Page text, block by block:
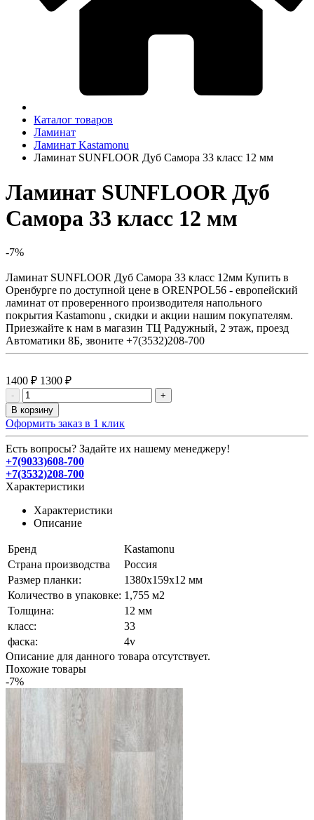
Каталог товаров
Ламинат
Ламинат Kastamonu
Ламинат SUNFLOOR Дуб Cамора 33 класс 12 мм
Ламинат SUNFLOOR Дуб
Cамора 33 класс 12 мм
-7%
Ламинат SUNFLOOR Дуб Самора 33 класс 12мм Купить в
Оренбурге по доступной цене в ORENPOL56 - европейский
ламинат от проверенного производителя напольного
покрытия Kastamonu , скидки и акции нашим покупателям.
Приезжайте к нам в магазин ТЦ Радужный, 2 этаж, проезд
Автоматики 8Б, звоните +7(3532)208-700
1400 ₽ 1300 ₽
-
+
В корзину
Оформить заказ в 1 клик
Есть вопросы? Задайте их нашему менеджеру!
+7(9033)608-700
+7(3532)208-700
Характеристики
Характеристики
Описание
Бренд
Kastamonu
Страна производства
Россия
Размер планки:
1380х159х12 мм
Количество в упаковке: 1,755 м2
Толщина:
12 мм
класс:
33
фаска:
4v
Описание для данного товара отсутствует.
Похожие товары
-7%